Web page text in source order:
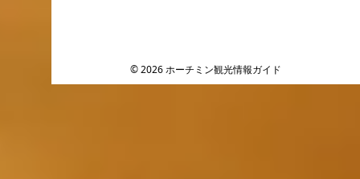
© 2026 ホーチミン観光情報ガイド